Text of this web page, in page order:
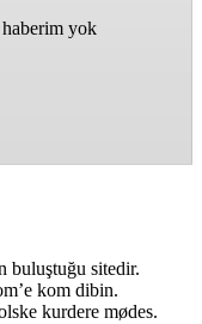
haberim yok
buluştuğu sitedir.
kom dibin.
kurdere mødes.